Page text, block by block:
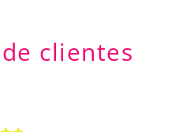
clientes